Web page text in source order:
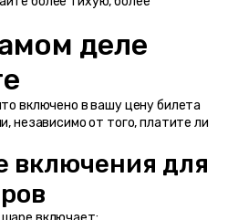
деле
включено в вашу цену билета
независимо от того, платите ли
включения для